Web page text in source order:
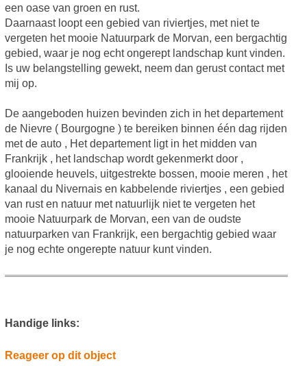
een oase van groen en rust.
Daarnaast loopt een gebied van riviertjes, met niet te
vergeten het mooie Natuurpark de Morvan, een bergachtig
gebied, waar je nog echt ongerept landschap kunt vinden.
Is uw belangstelling gewekt, neem dan gerust contact met
mij op.
De aangeboden huizen bevinden zich in het departement
de Nievre ( Bourgogne ) te bereiken binnen één dag rijden
met de auto , Het departement ligt in het midden van
Frankrijk , het landschap wordt gekenmerkt door ,
glooiende heuvels, uitgestrekte bossen, mooie meren , het
kanaal du Nivernais en kabbelende riviertjes , een gebied
van rust en natuur met natuurlijk niet te vergeten het
mooie Natuurpark de Morvan, een van de oudste
natuurparken van Frankrijk, een bergachtig gebied waar
je nog echte ongerepte natuur kunt vinden.
Handige links:
Reageer op dit object